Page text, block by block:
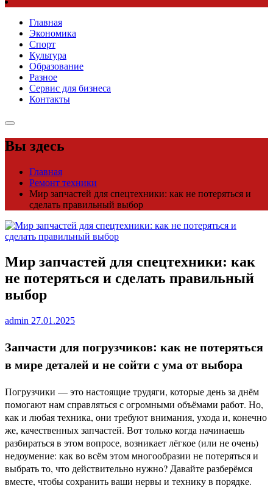
Главная
Экономика
Спорт
Культура
Образование
Разное
Сервис для бизнеса
Контакты
Вы здесь
Главная
Ремонт техники
Мир запчастей для спецтехники: как не потеряться и
сделать правильный выбор
Мир запчастей для спецтехники: как
не потеряться и сделать правильный
выбор
admin 27.01.2025
Запчасти для погрузчиков: как не потеряться
в мире деталей и не сойти с ума от выбора
Погрузчики — это настоящие трудяги, которые день за днём
помогают нам справляться с огромными объёмами работ. Но,
как и любая техника, они требуют внимания, ухода и, конечно
же, качественных запчастей. Вот только когда начинаешь
разбираться в этом вопросе, возникает лёгкое (или не очень)
недоумение: как во всём этом многообразии не потеряться и
выбрать то, что действительно нужно? Давайте разберёмся
вместе, чтобы сохранить ваши нервы и технику в порядке.